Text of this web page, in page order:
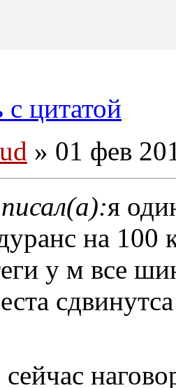
с цитатой
» 01 фев
я
на 100
у м все